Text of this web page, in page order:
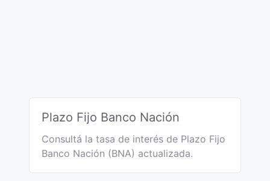
Plazo Fijo Banco Nación
Consultá la tasa de interés de Plazo Fijo
Banco Nación (BNA) actualizada.